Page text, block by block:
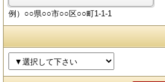
例）○○県○○市○○区○○町1-1-1